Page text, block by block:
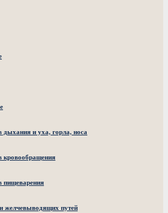
дыхания и уха, горла, носа
кровообращения
пищеварения
желчевыводящих путей